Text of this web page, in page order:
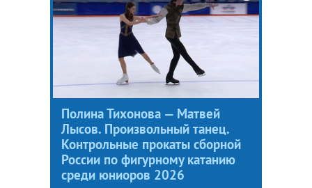
Полина Тихонова — Матвей
Лысов. Произвольный танец.
Контрольные прокаты сборной
России по фигурному катанию
среди юниоров 2026